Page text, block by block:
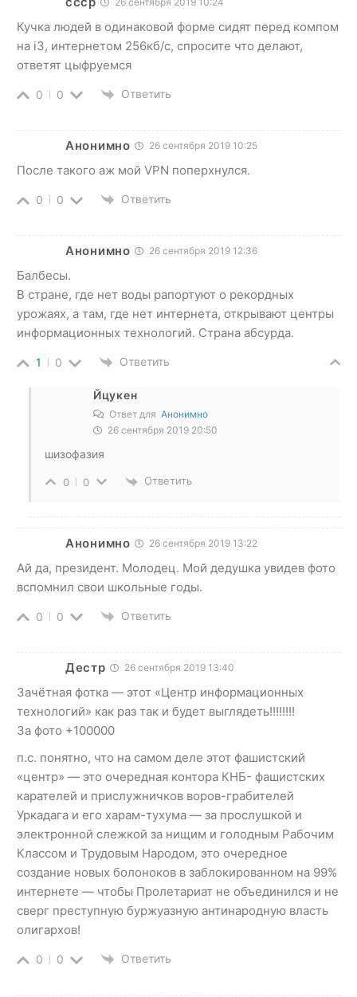
Кучка людей в одинаковой форме сидят перед компом
на i3, интернетом 256кб/с, спросите что делают,
ответят цыфруемся
0 0 Ответить
Анонимно 26 сентября 2019 10:25
После такого аж мой VPN поперхнулся.
0 0 Ответить
Анонимно 26 сентября 2019 12:36
Балбесы.
В стране, где нет воды рапортуют о рекордных
урожаях, а там, где нет интернета, открывают центры
информационных технологий. Страна абсурда.
1 0 Ответить
Йцукен
Ответ для Анонимно
26 сентября 2019 20:50
шизофазия
0 0 Ответить
Анонимно 26 сентября 2019 13:22
Ай да, президент. Молодец. Мой дедушка увидев фото
вспомнил свои школьные годы.
0 0 Ответить
Дестр 26 сентября 2019 13:40
Зачётная фотка — этот «Центр информационных
технологий» как раз так и будет выглядеть!!!!!!!!
За фото +100000
п.с. понятно, что на самом деле этот фашистский
«центр» — это очередная контора КНБ- фашистских
карателей и прислужничков воров-грабителей
Уркадага и его харам-тухума — за прослушкой и
электронной слежкой за нищим и голодным Рабочим
Классом и Трудовым Народом, это очередное
создание новых болоноков в заблокированном на 99%
интернете — чтобы Пролетариат не объединился и не
сверг преступную буржуазную антинародную власть
олигархов!
0 0 Ответить